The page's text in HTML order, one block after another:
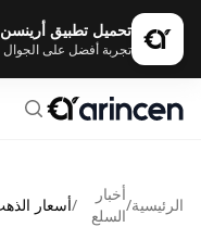
تحميل تطبيق أرينسن
تجربة أفضل على الجوال
الرئيسية/
أخبار
السلع
/